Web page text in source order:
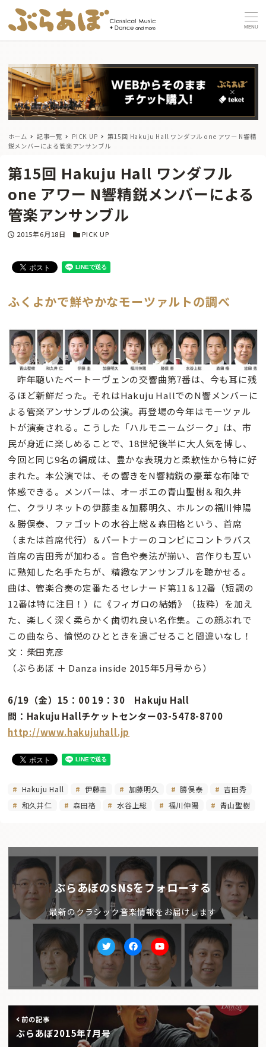
MENU
ホーム 記事一覧 PICK UP
第15回 Hakuju Hall ワンダフル one アワー N響精
鋭メンバーによる管楽アンサンブル
第15回 Hakuju Hall ワンダフル
one アワー N響精鋭メンバーによる
管楽アンサンブル
投稿日
2015年6月18日 カテゴリー
PICK UP
ふくよかで鮮やかなモーツァルトの調べ
昨年聴いたベートーヴェンの交響曲第7番は、今も耳に残
るほど新鮮だった。それはHakuju HallでのN響メンバーに
よる管楽アンサンブルの公演。再登場の今年はモーツァル
トが演奏される。こうした「ハルモニームジーク」は、市
民が身近に楽しめることで、18世紀後半に大人気を博し、
今回と同じ9名の編成は、豊かな表現力と柔軟性から特に好
まれた。本公演では、その響きをN響精鋭の豪華な布陣で
体感できる。メンバーは、オーボエの青山聖樹＆和久井
仁、クラリネットの伊藤圭＆加藤明久、ホルンの福川伸陽
＆勝俣泰、ファゴットの水谷上総＆森田格という、首席
（または首席代行）＆パートナーのコンビにコントラバス
首席の吉田秀が加わる。音色や奏法が揃い、音作りも互い
に熟知した名手たちが、精緻なアンサンブルを聴かせる。
曲は、管楽合奏の定番たるセレナード第11＆12番（短調の
12番は特に注目！）に《フィガロの結婚》（抜粋）を加え
た、楽しく深く柔らかく歯切れ良い名作集。この顔ぶれで
この曲なら、愉悦のひとときを過ごせること間違いなし！
文：柴田克彦
（ぶらあぼ ＋ Danza inside 2015年5月号から）
6/19（金）15：00 19：30 Hakuju Hall
問：Hakuju Hallチケットセンター03-5478-8700
http://www.hakujuhall.jp
Hakuju Hall 伊藤圭 加藤明久 勝俣泰
吉田秀
和久井仁
森田格 水谷上総 福川伸陽 青山聖樹
ぶらあぼのSNSをフォローする
最新のクラシック音楽情報をお届けします
TwitterfacebookYoutube
前の記事
ぶらあぼ2015年7月号